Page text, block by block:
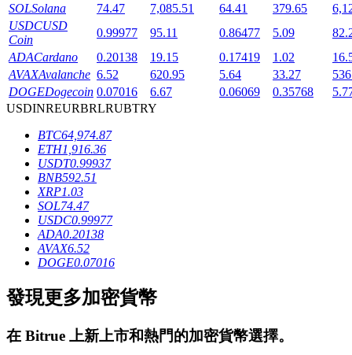
輕鬆獲得多重福利
借貸數字貨幣，及時且安全的服務
SOLSolana 74.47 7,085.51 64.41 379.65
USDCUSD
Coin
0.99977 95.11 0.86477 5.09
ADACardano 0.20138 19.15 0.17419 1.02
AVAXAvalanche 6.52 620.95 5.64 33.27
DOGEDogecoin 0.07016 6.67 0.06069 0.35768
USDINREURBRLRUBTRY
BTC64,974.87
ETH1,916.36
USDT0.99937
BNB592.51
XRP1.03
SOL74.47
USDC0.99977
ADA0.20138
AVAX6.52
DOGE0.07016
發現更多加密貨幣
在 Bitrue 上新上市和熱門的加密貨幣選擇。